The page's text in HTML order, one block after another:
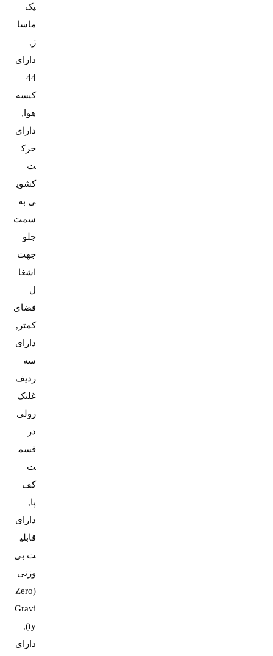
یک
ماسا
ژ,
دارای
44
کیسه
هوا,
دارای
حرک
ت
کشوی
ی به
سمت
جلو
جهت
اشغا
ل
فضای
کمتر,
دارای
سه
ردیف
غلتک
رولی
در
قسم
ت
کف
پا,
دارای
قابلی
ت بی
وزنی
(Zero
Gravi
ty),
دارای